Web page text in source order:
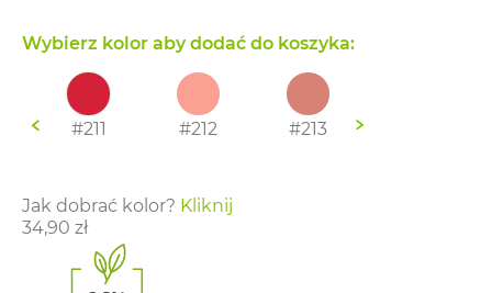
Wybierz kolor aby dodać do koszyka:
#211 #212 #213
Jak dobrać kolor? Kliknij
34,90 zł